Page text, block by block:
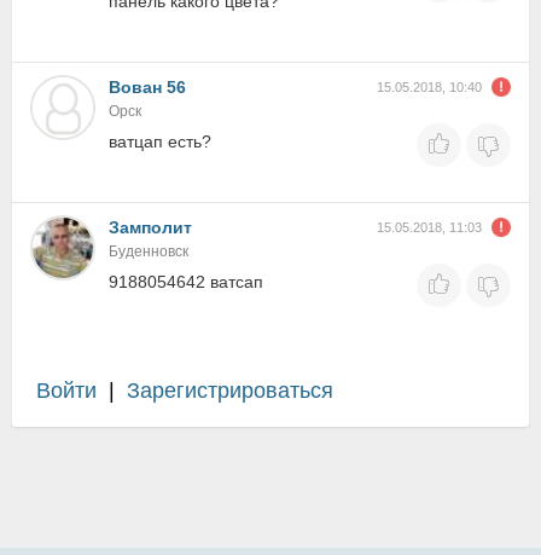
Вован 56 15.05.2018, 10:40
Орск
ватцап есть?
Замполит 15.05.2018, 11:03
Буденновск
9188054642 ватсап
Войти Зарегистрироваться